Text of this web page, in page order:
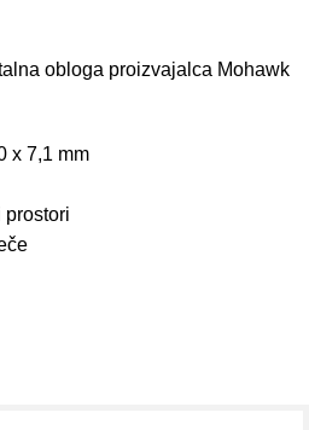
obloga proizvajalca Mohawk
x 7,1 mm
prostori